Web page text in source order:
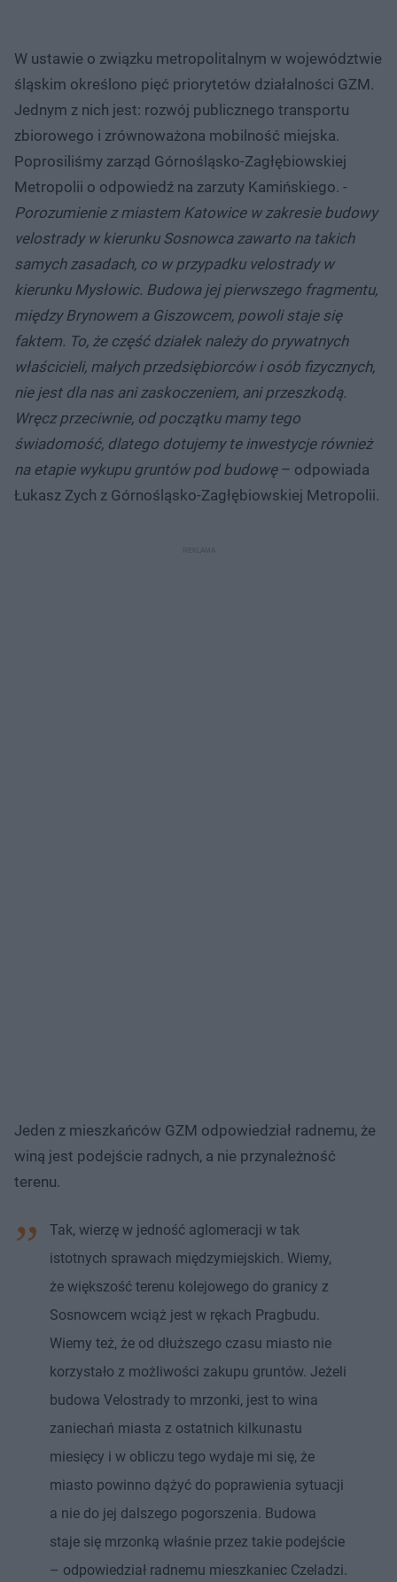
W ustawie o związku metropolitalnym w województwie
śląskim określono pięć priorytetów działalności GZM.
Jednym z nich jest: rozwój publicznego transportu
zbiorowego i zrównoważona mobilność miejska.
Poprosiliśmy zarząd Górnośląsko-Zagłębiowskiej
Metropolii o odpowiedź na zarzuty Kamińskiego. -
Porozumienie z miastem Katowice w zakresie budowy
velostrady w kierunku Sosnowca zawarto na takich
samych zasadach, co w przypadku velostrady w
kierunku Mysłowic. Budowa jej pierwszego fragmentu,
między Brynowem a Giszowcem, powoli staje się
faktem. To, że część działek należy do prywatnych
właścicieli, małych przedsiębiorców i osób fizycznych,
nie jest dla nas ani zaskoczeniem, ani przeszkodą.
Wręcz przeciwnie, od początku mamy tego
świadomość, dlatego dotujemy te inwestycje również
na etapie wykupu gruntów pod budowę– odpowiada
Łukasz Zych z Górnośląsko-Zagłębiowskiej Metropolii.
Jeden z mieszkańców GZM odpowiedział radnemu, że
winą jest podejście radnych, a nie przynależność
terenu.
Tak, wierzę w jedność aglomeracji w tak
istotnych sprawach międzymiejskich. Wiemy,
że większość terenu kolejowego do granicy z
Sosnowcem wciąż jest w rękach Pragbudu.
Wiemy też, że od dłuższego czasu miasto nie
korzystało z możliwości zakupu gruntów. Jeżeli
budowa Velostrady to mrzonki, jest to wina
zaniechań miasta z ostatnich kilkunastu
miesięcy i w obliczu tego wydaje mi się, że
miasto powinno dążyć do poprawienia sytuacji
a nie do jej dalszego pogorszenia. Budowa
staje się mrzonką właśnie przez takie podejście
– odpowiedział radnemu mieszkaniec Czeladzi.